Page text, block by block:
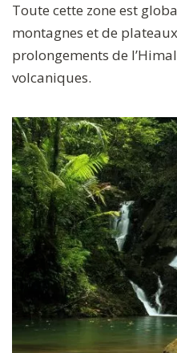
Toute cette zone est
montagnes et de
prolongements de
volcaniques.